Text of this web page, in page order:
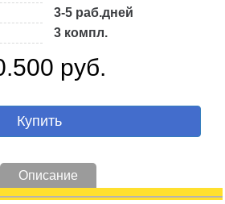
3-5 раб.дней
3 компл.
руб.
Купить
Описание